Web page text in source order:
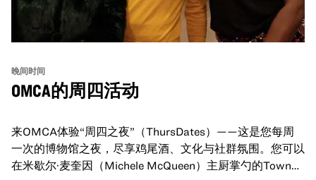
晚间时间
OMCA的周四活动
来OMCA体验“周四之夜”（ThursDates）——这是您每周
一次的博物馆之夜，尽享鸡尾酒、文化与社群氛围。您可以
在米歇尔·麦奎因（Michele McQueen）主厨掌勺的Town